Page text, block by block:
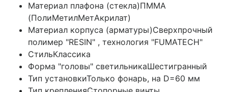
Материал плафона (стекла)ПММА
(ПолиМетилМетАкрилат)
Материал корпуса (арматуры)Сверхпрочный
полимер "RESIN" , технология "FUMATECH"
СтильКлассика
Форма "головы" светильникаШестигранный
Тип установкиТолько фонарь, на D=60 мм